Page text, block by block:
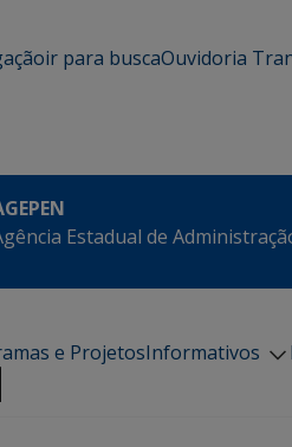
ir para buscaOuvidoria
Estadual de
e ProjetosInformativos